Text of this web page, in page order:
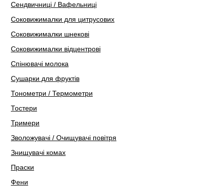
Сендвичниці / Вафельниці
Соковижималки для цитрусових
Соковижималки шнекові
Соковижималки відцентрові
Спінювачі молока
Сушарки для фруктів
Тонометри / Термометри
Тостери
Тримери
Зволожувачі / Очищувачі повітря
Знищувачі комах
Праски
Фени